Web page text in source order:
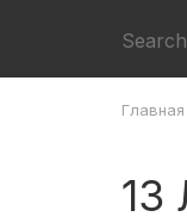
Главная